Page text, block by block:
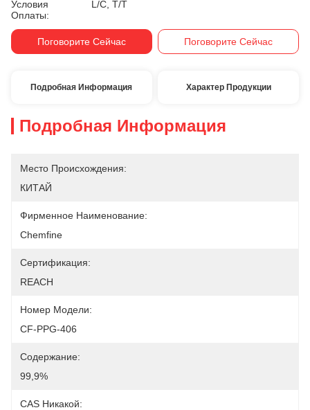
Условия
Оплаты:
L/C, T/T
Поговорите Сейчас Поговорите Сейчас
Подробная Информация Характер Продукции
Подробная Информация
Место Происхождения:
КИТАЙ
Фирменное Наименование:
Chemfine
Сертификация:
REACH
Номер Модели:
CF-PPG-406
Содержание:
99,9%
CAS Никакой: